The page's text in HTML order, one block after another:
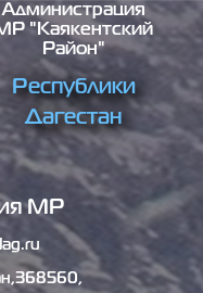
Администрация
"Каякентский
Район"
Республики
Дагестан
МР